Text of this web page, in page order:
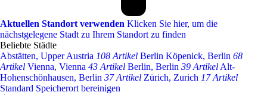
Aktuellen Standort verwenden Klicken Sie hier, um die
nächstgelegene Stadt zu Ihrem Standort zu finden
Beliebte Städte
Abstätten, Upper Austria 108 Artikel Berlin Köpenick, Berlin 68
Artikel Vienna, Vienna 43 Artikel Berlin, Berlin 39 Artikel Alt-
Hohenschönhausen, Berlin 37 Artikel Zürich, Zurich 17 Artikel
Standard Speicherort bereinigen